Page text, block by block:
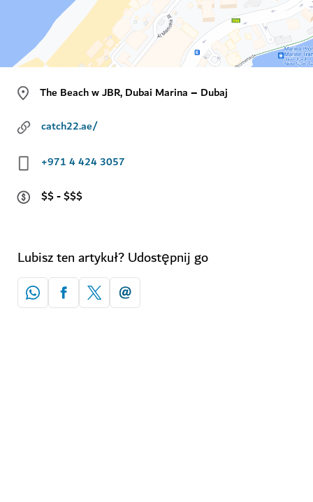
The Beach w JBR, Dubai Marina – Dubaj
catch22.ae/
+971 4 424 3057
$$ - $$$
Lubisz ten artykuł? Udostępnij go